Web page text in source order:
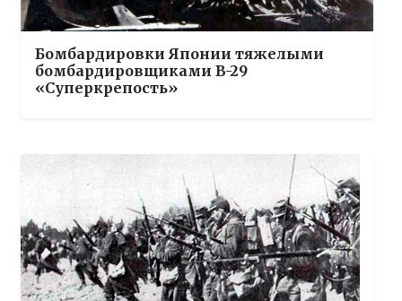
Бомбардировки Японии тяжелыми
бомбардировщиками B-29
«Суперкрепость»